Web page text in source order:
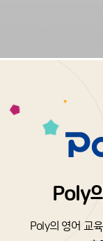
Poly의
Poly의 영어 교육